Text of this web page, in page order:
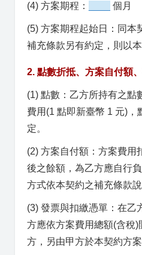
(4) 方案期程： 個月
(5) 方案期程起始日：同本
補充條款另有約定，則以本
2. 點數折抵、方案自付額
(1) 點數：乙方所持有之點
費用(1 點即新臺幣 1 元)，
定。
(2) 方案自付額：方案費用
後之餘額，為乙方應自行
方式依本契約之補充條款說
(3) 發票與扣繳憑單：在乙
方應依方案費用總額(含稅
方，另由甲方於本契約方